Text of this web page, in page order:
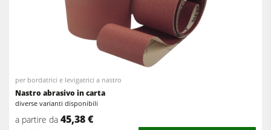
per bordatrici e levigatrici a nastro
Nastro abrasivo in carta
diverse varianti disponibili
a partire da 45,38 €